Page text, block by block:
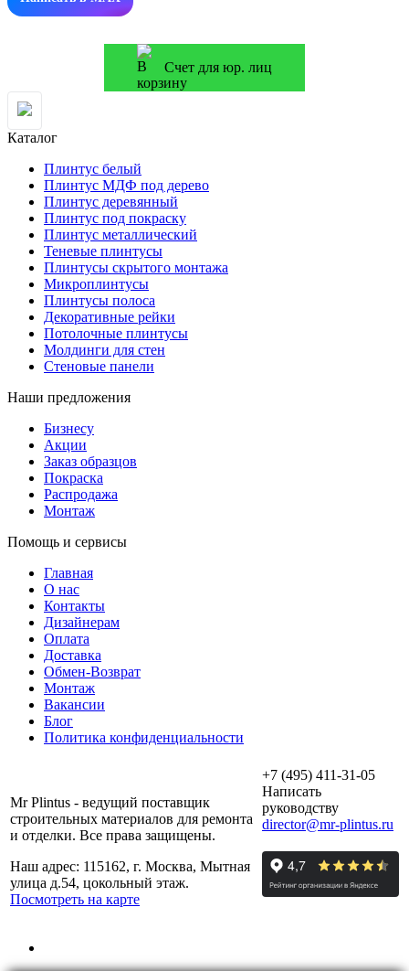
Счет для юр. лиц
Каталог
Плинтус белый
Плинтус МДФ под дерево
Плинтус деревянный
Плинтус под покраску
Плинтус металлический
Теневые плинтусы
Плинтусы скрытого монтажа
Микроплинтусы
Плинтусы полоса
Декоративные рейки
Потолочные плинтусы
Молдинги для стен
Стеновые панели
Наши предложения
Бизнесу
Акции
Заказ образцов
Покраска
Распродажа
Монтаж
Помощь и сервисы
Главная
О нас
Контакты
Дизайнерам
Оплата
Доставка
Обмен-Возврат
Монтаж
Вакансии
Блог
Политика конфиденциальности
Mr Plintus - ведущий поставщик
строительных материалов для ремонта
и отделки. Все права защищены.
Наш адрес: 115162, г. Москва, Мытная
улица д.54, цокольный этаж.
Посмотреть на карте
+7 (495) 411-31-05
Написать
руководству
director@mr-plintus.ru